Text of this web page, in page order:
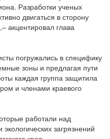
Разработки ученых
двигаться в сторону
акцентировал глава
погружались в специфику
зоны и предлагая пути
каждая группа защитила
и членами краевого
работали над
загрязнений